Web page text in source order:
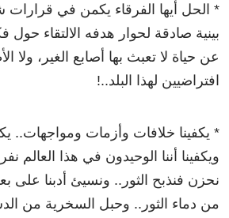
* الحل أيها الفرقاء يكمن في
بينية صادقة لحوار هدفه الالتقاء
عن حياة لا تعبث بها أصابع الغير، ولا
افتراضيين لهذا البلد..!
* يكفينا خلافات وأزمات ومواجهات..
ويكفينا أننا الوحيدون في هذا العالم
نحزن فنذبح الثور.. ونسيئ أدبنا
من دماء الثور.. وحبل السخرية من